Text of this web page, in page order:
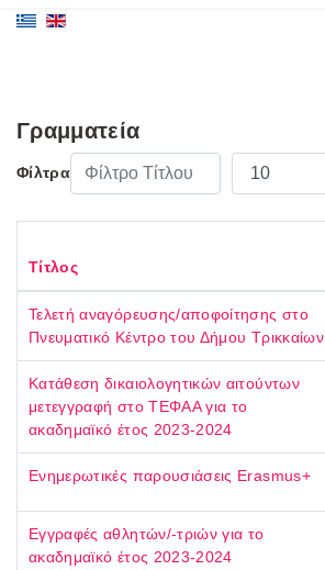
Γραμματεία
Φίλτρα
Φίλτρο Τίτλου Εμφάνιση #
Τίτλος
Τελετή αναγόρευσης/αποφοίτησης στο
Πνευματικό Κέντρο του Δήμου Τρικκαίων
Κατάθεση δικαιολογητικών αιτούντων
μετεγγραφή στο ΤΕΦΑΑ για το
ακαδημαϊκό έτος 2023-2024
Eνημερωτικές παρουσιάσεις Erasmus+
Εγγραφές αθλητών/-τριών για το
ακαδημαϊκό έτος 2023-2024